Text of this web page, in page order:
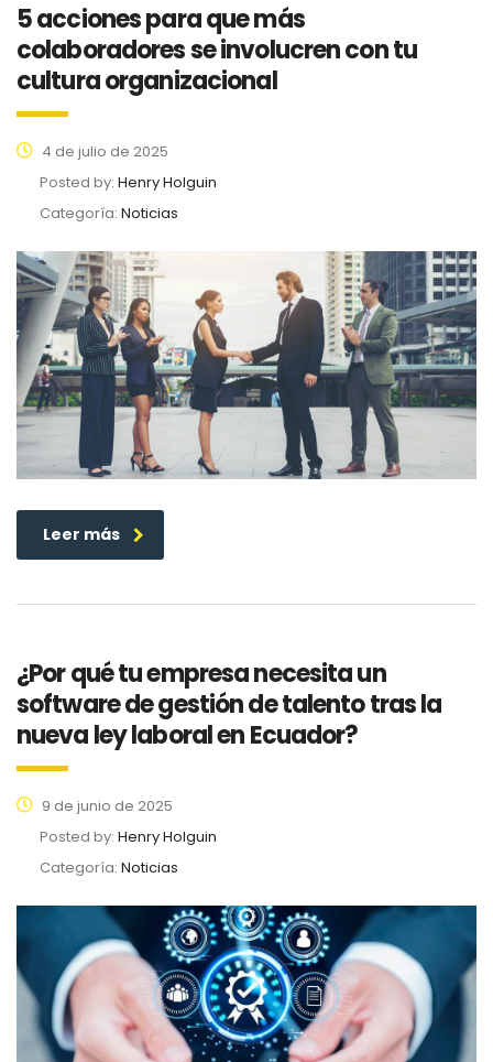
5 acciones para que más
colaboradores se involucren con tu
cultura organizacional
4 de julio de 2025
Posted by: Henry Holguin
Categoría: Noticias
Leer más
¿Por qué tu empresa necesita un
software de gestión de talento tras la
nueva ley laboral en Ecuador?
9 de junio de 2025
Posted by: Henry Holguin
Categoría: Noticias